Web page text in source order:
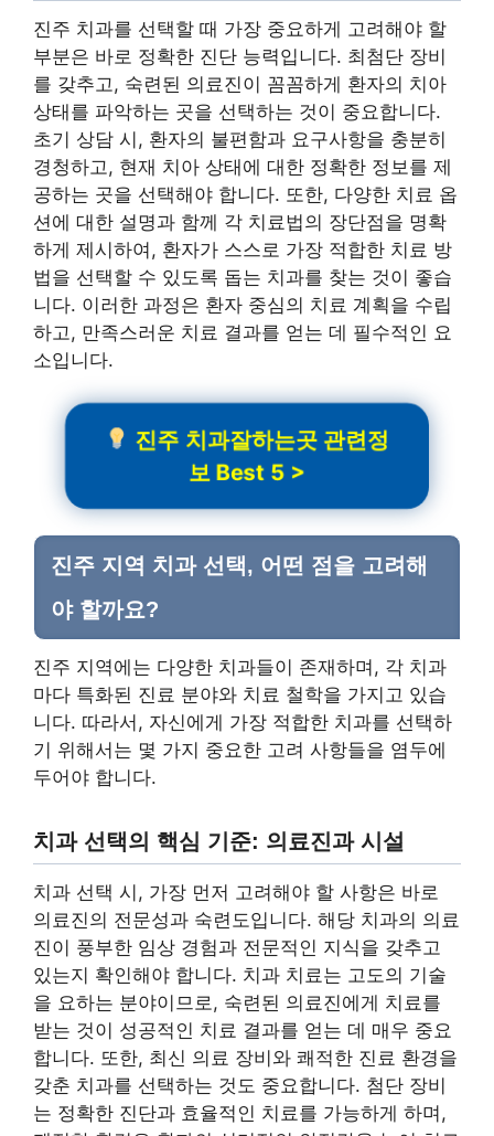
진주 치과를 선택할 때 가장 중요하게 고려해야 할
부분은 바로 정확한 진단 능력입니다. 최첨단 장비
를 갖추고, 숙련된 의료진이 꼼꼼하게 환자의 치아
상태를 파악하는 곳을 선택하는 것이 중요합니다.
초기 상담 시, 환자의 불편함과 요구사항을 충분히
경청하고, 현재 치아 상태에 대한 정확한 정보를 제
공하는 곳을 선택해야 합니다. 또한, 다양한 치료 옵
션에 대한 설명과 함께 각 치료법의 장단점을 명확
하게 제시하여, 환자가 스스로 가장 적합한 치료 방
법을 선택할 수 있도록 돕는 치과를 찾는 것이 좋습
니다. 이러한 과정은 환자 중심의 치료 계획을 수립
하고, 만족스러운 치료 결과를 얻는 데 필수적인 요
소입니다.
진주 치과잘하는곳 관련정
보 Best 5 >
진주 지역 치과 선택, 어떤 점을 고려해
야 할까요?
진주 지역에는 다양한 치과들이 존재하며, 각 치과
마다 특화된 진료 분야와 치료 철학을 가지고 있습
니다. 따라서, 자신에게 가장 적합한 치과를 선택하
기 위해서는 몇 가지 중요한 고려 사항들을 염두에
두어야 합니다.
치과 선택의 핵심 기준: 의료진과 시설
치과 선택 시, 가장 먼저 고려해야 할 사항은 바로
의료진의 전문성과 숙련도입니다. 해당 치과의 의료
진이 풍부한 임상 경험과 전문적인 지식을 갖추고
있는지 확인해야 합니다. 치과 치료는 고도의 기술
을 요하는 분야이므로, 숙련된 의료진에게 치료를
받는 것이 성공적인 치료 결과를 얻는 데 매우 중요
합니다. 또한, 최신 의료 장비와 쾌적한 진료 환경을
갖춘 치과를 선택하는 것도 중요합니다. 첨단 장비
는 정확한 진단과 효율적인 치료를 가능하게 하며,